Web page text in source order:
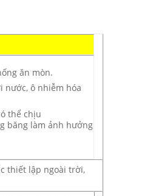
ăn mòn.
nước, ô nhiễm hóa
thể chịu
băng làm ảnh hưởng
thiết lập ngoài trời,